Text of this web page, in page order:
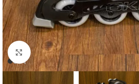
Clic para ampliar